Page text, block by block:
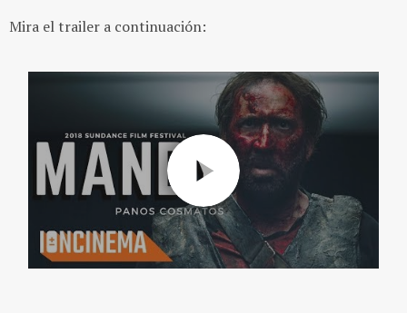
Mira el trailer a continuación: